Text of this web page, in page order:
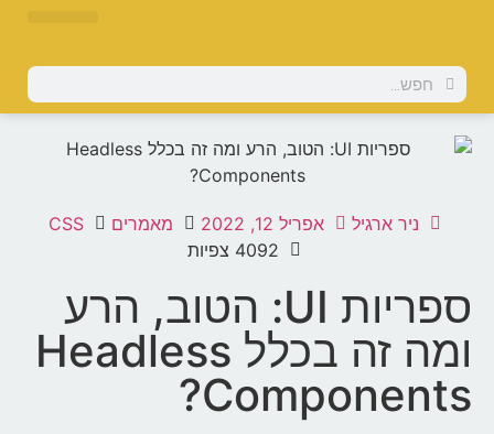
ניר ארגיל אפריל 12, 2022 מאמרים
CSS
4092 צפיות
ספריות UI: הטוב, הרע
ומה זה בכלל Headless
Components?